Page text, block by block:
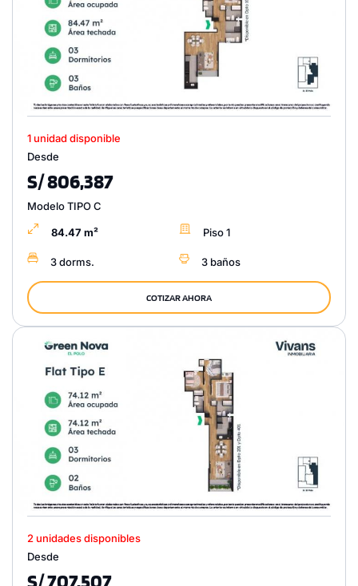
1 unidad disponible
Desde
S/ 806,387
Modelo TIPO C
84.47 m² Piso 1
3 dorms. 3 baños
COTIZAR AHORA
2 unidades disponibles
Desde
S/ 707,507